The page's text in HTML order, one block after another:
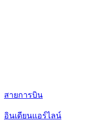
สายการบิน
อินเดียนแอร์ไลน์